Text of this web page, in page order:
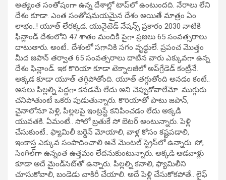
అత్యంత సంతోషంగా ఉన్న దేశాల్లో టాప్‌లో ఉంటుందది. నేరాలు లేని
దేశం కూడా. ఎంత సంతోషమయమైన దేశం అయితే మాత్రం ఏం
లాభం..! యూత్ లేరక్కడ. యునైటెడ్ నేషన్స్ ప్రకారం 2030 నాటికి
ఫిన్లాండ్ దేశంలోని 47 శాతం మందికి పైగా ప్రజలు 65 సంవత్సరాలు
దాటుతారు. అంటే.. దేశంలో సగానికి సగం వృద్ధులే. ప్రపంచ మొత్తం
మీద జపాన్ తర్వాత 65 సంవత్సరాలు దాటిన వారు ఎక్కువగా ఉన్న
దేశం ఫిన్లాండ్. ఇక కొరియా కూడా టెక్నాలజీలో అప్‌గ్రేడెడ్‌ కంట్రీనే.
అక్కడ కూడా యూత్‌ తగ్గిపోతోంది. యూత్ తగ్గుతోంది అనడం కంటే..
అసలు పిల్లల్ని పెద్దగా కనడమే లేదు అని చెప్పుకోవాలేమో. ముగ్గురు
చనిపోతుంటే ఒకరు పుడుతున్నారు. కొరియాతో పాటు జపాన్‌,
చైనాలోనూ పెళ్లి, పిల్లలపై ఇంట్రస్టే కనిపించడం లేదు అక్కడి
యువతకి. ఏమంటే.. సోలో బ్రతుకే సో బెటర్ అంటున్నారు. పెళ్లి
చేసుకుంటే.. ఫ్యామిలీ బర్డెన్‌ మోయాలి, వాళ్ల కోసం కష్టపడాలి,
ఇంకాస్త ఎక్కువ సంపాదించాలి అనే మెంటల్‌ స్ట్రెస్‌లో ఉన్నారు. సో,
సింగిల్‌గా ఉన్నంత ఉత్తమం లేదనుకుంటున్నారు. అక్కడి ఆడవాళ్లు
కూడా అదే మైండ్‌సెట్‌తో ఉన్నారు. పిల్లల్ని కనాలి, ఫ్యామిలీని
చూసుకోవాలి, బండెడు చాకిరీ చేయాలి. అదే పెళ్లి చేసుకోకపోతే.. లైఫ్‌